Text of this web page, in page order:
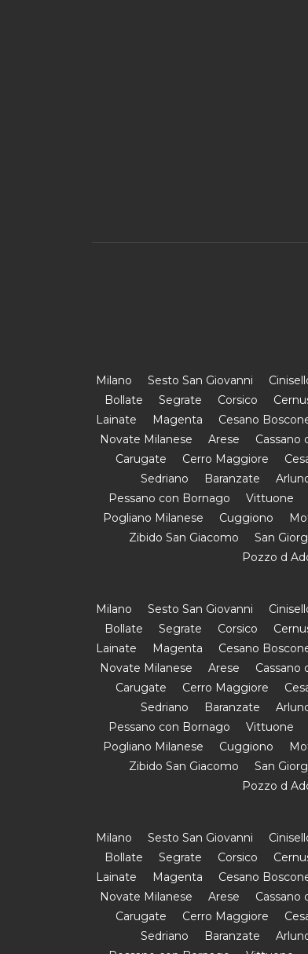
Milano Sesto San Giovanni
Bollate
Segrate Corsico
Lainate
Magenta Cesano
Novate Milanese
Arese Cassano
Carugate
Cerro Maggiore
Sedriano
Baranzate
Pessano con Bornago
Vittuone
Pogliano Milanese
Cuggiono
Zibido San Giacomo
San
Pozzo d
Milano Sesto San Giovanni
Bollate
Segrate Corsico
Lainate
Magenta Cesano
Novate Milanese
Arese Cassano
Carugate
Cerro Maggiore
Sedriano
Baranzate
Pessano con Bornago
Vittuone
Pogliano Milanese
Cuggiono
Zibido San Giacomo
San
Pozzo d
Milano Sesto San Giovanni
Bollate
Segrate Corsico
Lainate
Magenta Cesano
Novate Milanese
Arese Cassano
Carugate
Cerro Maggiore
Sedriano
Baranzate